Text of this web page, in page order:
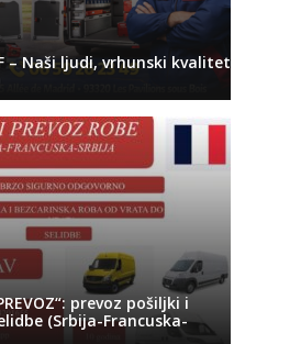
– Naši ljudi, vrhunski kvalitet
prevoz pošiljki i
(Srbija-Francuska-